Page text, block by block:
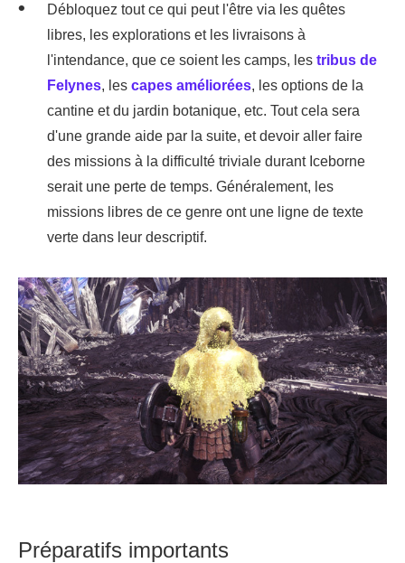
Débloquez tout ce qui peut l'être via les quêtes
libres, les explorations et les livraisons à
l'intendance, que ce soient les camps, les tribus de
Felynes, les capes améliorées, les options de la
cantine et du jardin botanique, etc. Tout cela sera
d'une grande aide par la suite, et devoir aller faire
des missions à la difficulté triviale durant Iceborne
serait une perte de temps. Généralement, les
missions libres de ce genre ont une ligne de texte
verte dans leur descriptif.
Préparatifs importants